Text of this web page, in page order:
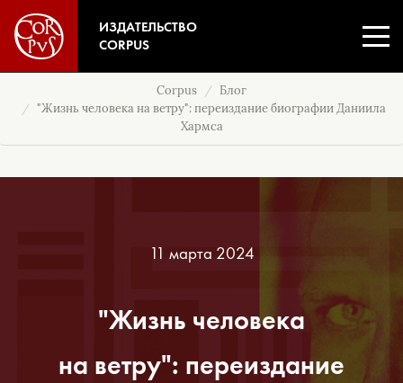
ИЗДАТЕЛЬСТВО
CORPUS
Corpus
Блог
"Жизнь человека на ветру": переиздание биографии Даниила
Хармса
11 марта 2024
"Жизнь человека
на ветру": переиздание